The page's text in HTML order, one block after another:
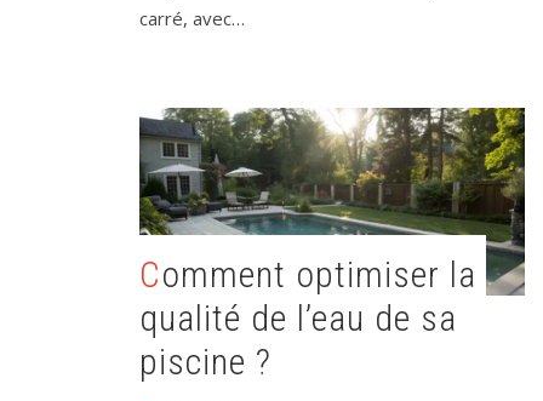
carré, avec…
Comment optimiser la
qualité de l’eau de sa
piscine ?